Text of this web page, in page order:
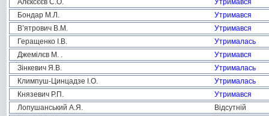
Алєксєєв С.О.
Утримався
Бондар М.Л.
Утримався
В’ятрович В.М.
Утримався
Геращенко І.В.
Утрималась
Джемілєв М. .
Утримався
Зінкевич Я.В.
Утрималась
Климпуш-Цинцадзе І.О.
Утрималась
Князевич Р.П.
Утримався
Лопушанський А.Я.
Відсутній